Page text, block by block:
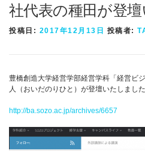
社代表の種田が登壇
投稿日: 2017年12月13日 投稿者:
豊橋創造大学経営学部経営学科「経営ビ
人（おいだのりひと）が登壇いたしました
http://ba.sozo.ac.jp/archives/6657